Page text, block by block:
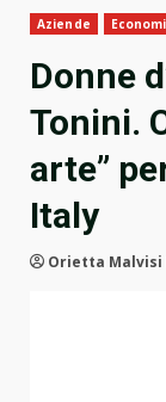
Aziende
Donne
Tonini.
arte”
Italy
Orietta